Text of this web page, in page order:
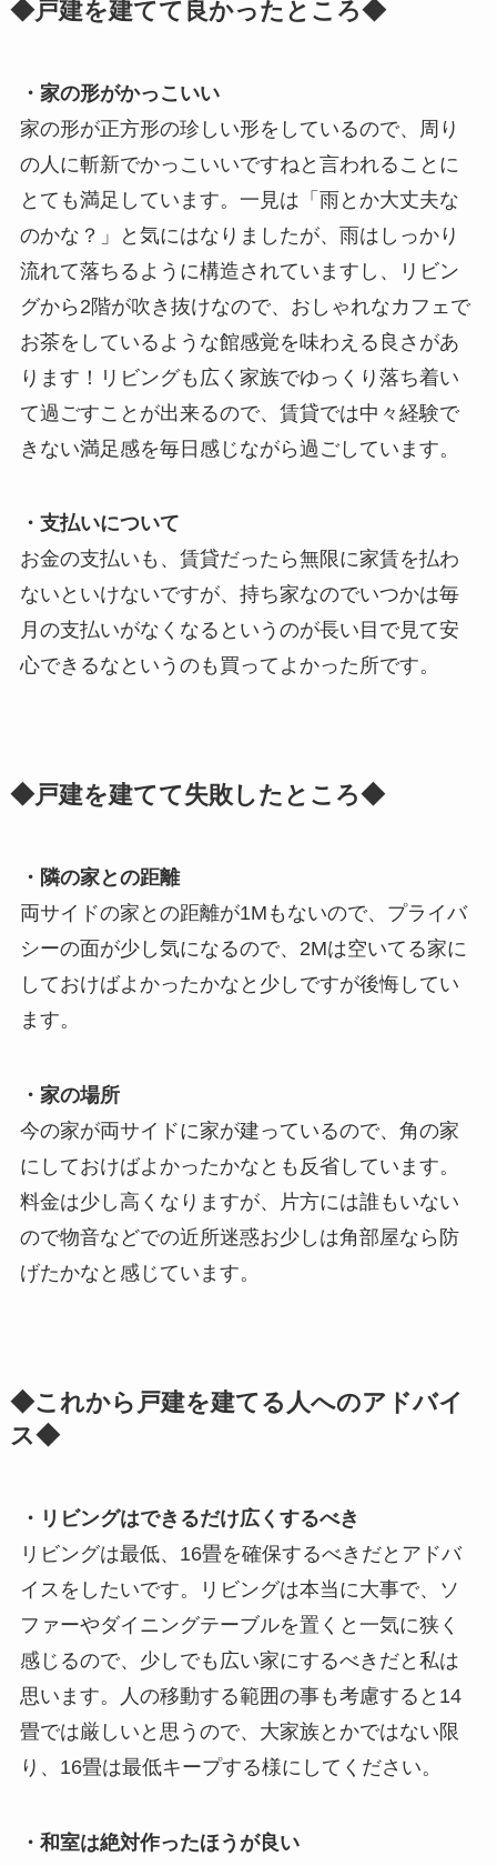
◆戸建を建てて良かったところ◆
・家の形がかっこいい
家の形が正方形の珍しい形をしているので、周り
の人に斬新でかっこいいですねと言われることに
とても満足しています。一見は「雨とか大丈夫な
のかな？」と気にはなりましたが、雨はしっかり
流れて落ちるように構造されていますし、リビン
グから2階が吹き抜けなので、おしゃれなカフェで
お茶をしているような館感覚を味わえる良さがあ
ります！リビングも広く家族でゆっくり落ち着い
て過ごすことが出来るので、賃貸では中々経験で
きない満足感を毎日感じながら過ごしています。
・支払いについて
お金の支払いも、賃貸だったら無限に家賃を払わ
ないといけないですが、持ち家なのでいつかは毎
月の支払いがなくなるというのが長い目で見て安
心できるなというのも買ってよかった所です。
◆戸建を建てて失敗したところ◆
・隣の家との距離
両サイドの家との距離が1Mもないので、プライバ
シーの面が少し気になるので、2Mは空いてる家に
しておけばよかったかなと少しですが後悔してい
ます。
・家の場所
今の家が両サイドに家が建っているので、角の家
にしておけばよかったかなとも反省しています。
料金は少し高くなりますが、片方には誰もいない
ので物音などでの近所迷惑お少しは角部屋なら防
げたかなと感じています。
◆これから戸建を建てる人へのアドバイ
ス◆
・リビングはできるだけ広くするべき
リビングは最低、16畳を確保するべきだとアドバ
イスをしたいです。リビングは本当に大事で、ソ
ファーやダイニングテーブルを置くと一気に狭く
感じるので、少しでも広い家にするべきだと私は
思います。人の移動する範囲の事も考慮すると14
畳では厳しいと思うので、大家族とかではない限
り、16畳は最低キープする様にしてください。
・和室は絶対作ったほうが良い